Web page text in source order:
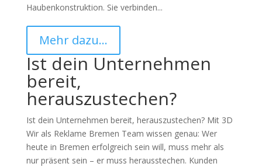
Haubenkonstruktion. Sie verbinden...
Mehr dazu…
Ist dein Unternehmen
bereit,
herauszustechen?
Ist dein Unternehmen bereit, herauszustechen? Mit 3D
Wir als Reklame Bremen Team wissen genau: Wer
heute in Bremen erfolgreich sein will, muss mehr als
nur präsent sein – er muss herausstechen. Kunden